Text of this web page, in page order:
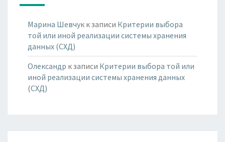
Марина Шевчук к записи Критерии выбора
той или иной реализации системы хранения
данных (СХД)
Олександр к записи Критерии выбора той или
иной реализации системы хранения данных
(СХД)